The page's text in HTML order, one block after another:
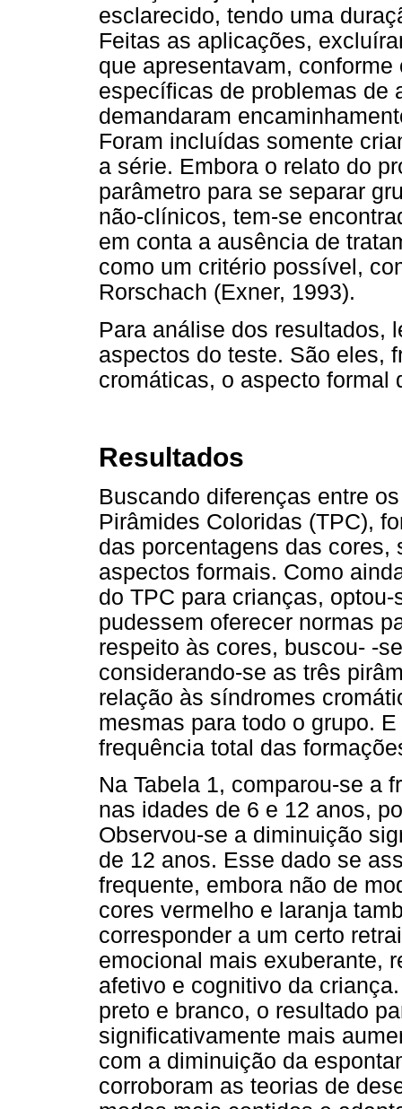
esclarecido, tendo uma
Feitas as aplicações,
que apresentavam,
específicas de problemas de
demandaram
Foram incluídas somente
a série. Embora o relato do
parâmetro para se separar
não-clínicos, tem-se
em conta a ausência de
como um critério possível,
Rorschach (Exner, 1993).
Para análise dos resultados,
aspectos do teste. São eles,
cromáticas, o aspecto formal
Resultados
Buscando diferenças entre
Pirâmides Coloridas (TPC),
das porcentagens das
aspectos formais. Como
do TPC para crianças,
pudessem oferecer normas
respeito às cores, buscou- -
considerando-se as três
relação às síndromes
mesmas para todo o grupo.
frequência total das
Na Tabela 1, comparou-se a
nas idades de 6 e 12 anos,
Observou-se a diminuição
de 12 anos. Esse dado se
frequente, embora não de
cores vermelho e laranja
corresponder a um certo
emocional mais exuberante,
afetivo e cognitivo da
preto e branco, o resultado
significativamente mais
com a diminuição da
corroboram as teorias de